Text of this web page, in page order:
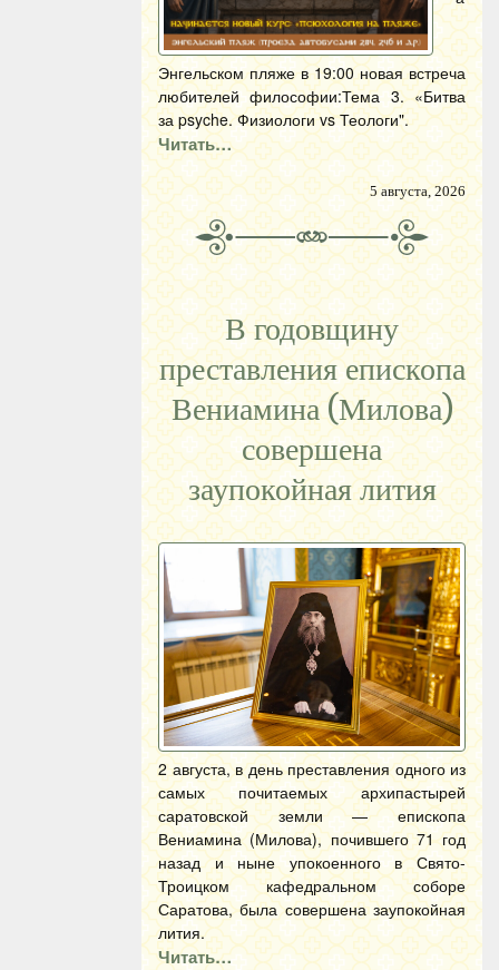
Энгельском пляже в 19:00 новая встреча
любителей философии:Тема 3. «Битва
за psyche. Физиологи vs Теологи".
Читать…
5 августа, 2026
В годовщину
преставления епископа
Вениамина (Милова)
совершена
заупокойная лития
2 августа, в день преставления одного из
самых почитаемых архипастырей
саратовской земли — епископа
Вениамина (Милова), почившего 71 год
назад и ныне упокоенного в Свято-
Троицком кафедральном соборе
Саратова, была совершена заупокойная
лития.
Читать…